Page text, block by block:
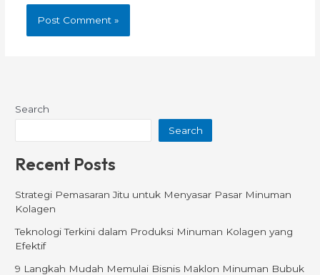
Search
Search
Recent Posts
Strategi Pemasaran Jitu untuk Menyasar Pasar Minuman
Kolagen
Teknologi Terkini dalam Produksi Minuman Kolagen yang
Efektif
9 Langkah Mudah Memulai Bisnis Maklon Minuman Bubuk